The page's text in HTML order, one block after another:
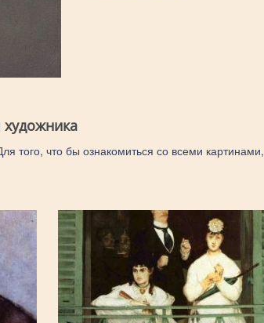
того, что бы ознакомиться со всеми картинами,